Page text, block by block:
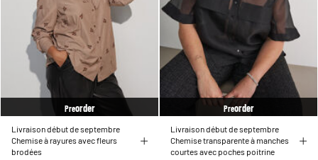
Preorder
Livraison début de septembre
Chemise à rayures avec fleurs
brodées
Preorder
Livraison début de septembre
Chemise transparente à manches
courtes avec poches poitrine